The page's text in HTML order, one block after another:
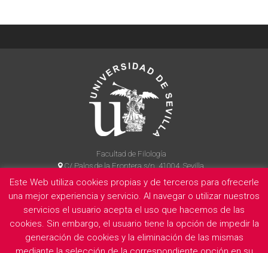
Facultad de Filología
C/ Palos de la Frontera s/n, 41004, Sevilla
954 55 14 90
La Facultad Información legal Politica de privacidad Cookies
E
Este Web utiliza cookies propias y de terceros para ofrecerle
una mejor experiencia y servicio. Al navegar o utilizar nuestros
servicios el usuario acepta el uso que hacemos de las
cookies. Sin embargo, el usuario tiene la opción de impedir la
generación de cookies y la eliminación de las mismas